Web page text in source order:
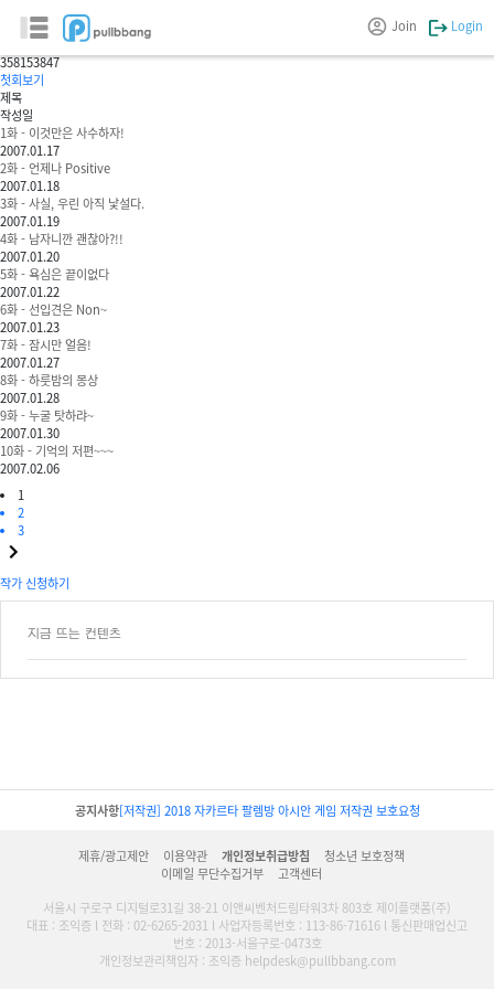
Join Login
wasdya
358153847
첫회보기
제목
작성일
1화 - 이것만은 사수하자!
2007.01.17
2화 - 언제나 Positive
2007.01.18
3화 - 사실, 우린 아직 낯설다.
2007.01.19
4화 - 남자니깐 괜찮아?!!
2007.01.20
5화 - 욕심은 끝이없다
2007.01.22
6화 - 선입견은 Non~
2007.01.23
7화 - 잠시만 얼음!
2007.01.27
8화 - 하룻밤의 몽상
2007.01.28
9화 - 누굴 탓하랴~
2007.01.30
10화 - 기억의 저편~~~
2007.02.06
1
2
3
작가 신청하기
지금 뜨는 컨텐츠
공지사항[저작권] 2018 자카르타 팔렘방 아시안 게임 저작권 보호요청
제휴/광고제안 이용약관 개인정보취급방침
청소년 보호정책
이메일 무단수집거부
고객센터
서울시 구로구 디지털로31길 38-21 이앤씨벤처드림타워3차 803호 제이플랫폼(주)
대표 : 조익증 l 전화 : 02-6265-2031 l 사업자등록번호 : 113-86-71616 l 통신판매업신고
번호 : 2013-서울구로-0473호
개인정보관리책임자 : 조익증 helpdesk@pullbbang.com